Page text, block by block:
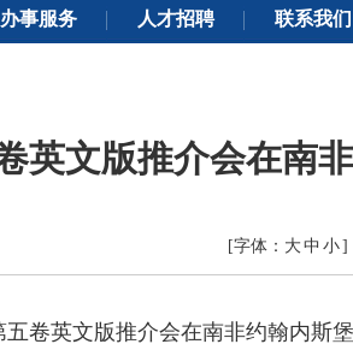
英文版推介会在南
[字体： 大中 小]
卷英文版推介会在南非约翰内斯